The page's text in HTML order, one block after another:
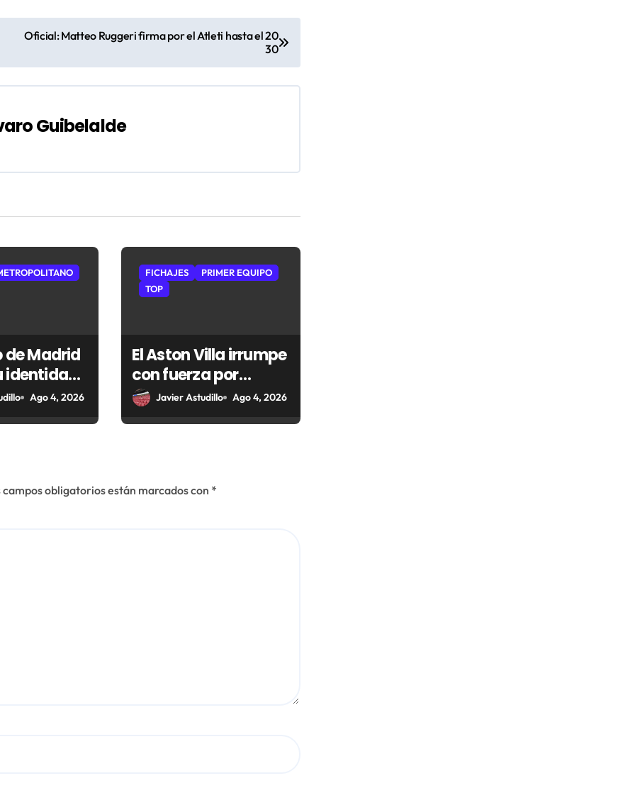
Oficial: Matteo Ruggeri firma por el Atleti hasta el 20
30
Guibelalde
de Madrid
identidad
Sur con
Ago 4, 2026
FICHAJES
PRIMER EQUIPO
TOP
El Aston Villa irrumpe
con fuerza por
Matteo Ruggeri
Javier Astudillo Ago 4, 2026
campos obligatorios están marcados con *